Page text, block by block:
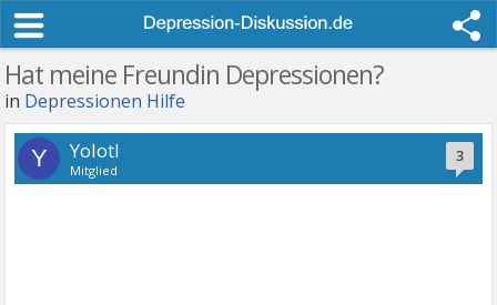
Hat meine Freundin Depressionen?
in Depressionen Hilfe
3
Y Yolotl
Mitglied